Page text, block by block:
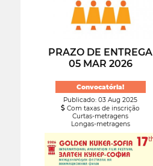
PRAZO DE ENTREGA
05 MAR 2026
Convocatória!
Publicado: 03 Aug 2025
Com taxas de inscrição
Curtas-metragens
Longas-metragens